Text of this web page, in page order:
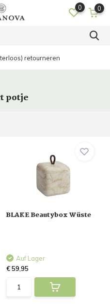
0 0
retourneren
potje
BLAKE Beautybox Wüste
Auf Lager
€ 59,95